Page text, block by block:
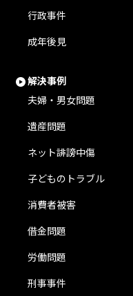
行政事件
成年後見
解決事例
夫婦・男女問題
遺産問題
ネット誹謗中傷
子どものトラブル
消費者被害
借金問題
労働問題
刑事事件